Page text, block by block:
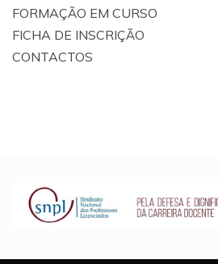
FORMAÇÃO EM CURSO
FICHA DE INSCRIÇÃO
CONTACTOS